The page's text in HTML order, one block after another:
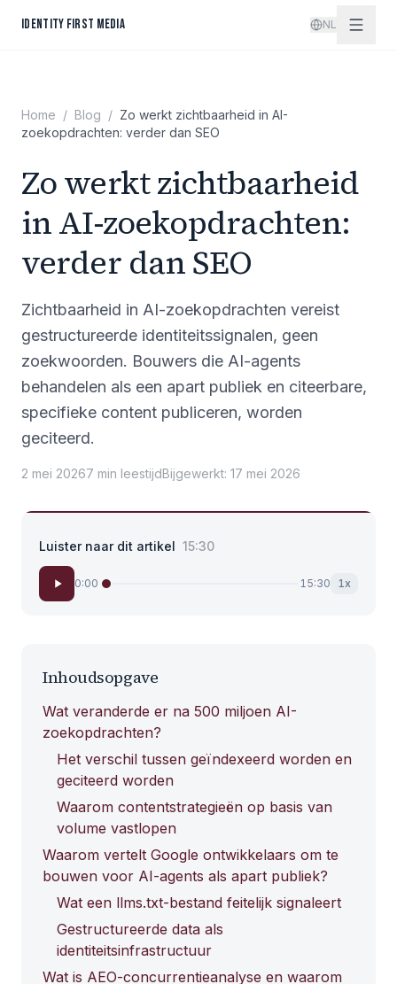
IDENTITY FIRST MEDIA NL
Home / Blog / Zo werkt zichtbaarheid in AI-
zoekopdrachten: verder dan SEO
Zo werkt zichtbaarheid
in AI-zoekopdrachten:
verder dan SEO
Zichtbaarheid in AI-zoekopdrachten vereist
gestructureerde identiteitssignalen, geen
zoekwoorden. Bouwers die AI-agents
behandelen als een apart publiek en citeerbare,
specifieke content publiceren, worden
geciteerd.
2 mei 20267 min leestijdBijgewerkt: 17 mei 2026
Luister naar dit artikel 15:30
0:00 15:30 1x
Inhoudsopgave
Wat veranderde er na 500 miljoen AI-
zoekopdrachten?
Het verschil tussen geïndexeerd worden en
geciteerd worden
Waarom contentstrategieën op basis van
volume vastlopen
Waarom vertelt Google ontwikkelaars om te
bouwen voor AI-agents als apart publiek?
Wat een llms.txt-bestand feitelijk signaleert
Gestructureerde data als
identiteitsinfrastructuur
Wat is AEO-concurrentieanalyse en waarom